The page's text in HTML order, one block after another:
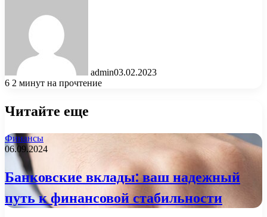
admin03.02.2023
6 2 минут на прочтение
Читайте еще
Финансы
06.09.2024
Банковские вклады: ваш надежный
путь к финансовой стабильности